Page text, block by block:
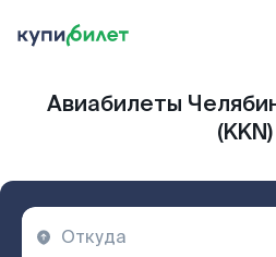
Авиабилеты
(KKN)